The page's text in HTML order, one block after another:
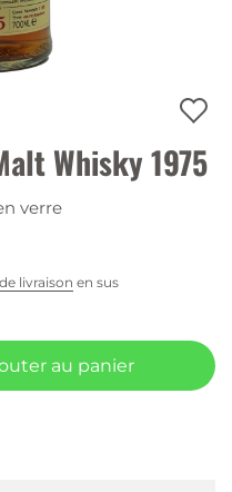
Whisky 1975
verre
livraison en sus
au panier